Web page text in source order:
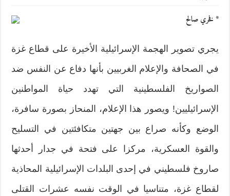
* فخري صالح
يجري تصوير الهجمة الإسرائيلية الأخيرة على قطاع غزة
في الصحافة والإعلام الغربيين بأنها دفاع عن النفس ضد
الصواريخ الفلسطينية التي تهدد حياة المواطنين
الإسرائيليين! ويصور هذا الإعلام، المنحاز بصورة سافرة،
الوضع وكأنه صراع بين جهتين متكافئتين في التسليح
والقوة العسكرية، مركزا على فتحة في جدار أحدثها
صاروخ فلسطيني في إحدى البلدات الإسرائيلية المحاذية
لقطاع غزة، متناسيا في الوقت نفسه عشرات القتلى